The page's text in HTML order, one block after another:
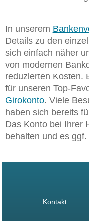
In unserem
Details zu den
sich einfach näher
von modernen
reduzierten Kosten.
für unseren Top-
Girokonto. Viele
haben sich bereits
Das Konto bei Ihrer
behalten und es ggf.
Kontakt